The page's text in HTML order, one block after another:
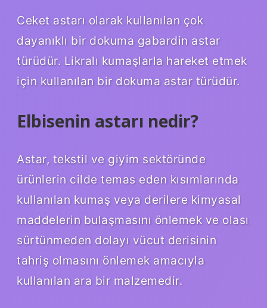
Ceket astarı olarak kullanılan çok
dayanıklı bir dokuma gabardin astar
türüdür. Likralı kumaşlarla hareket etmek
için kullanılan bir dokuma astar türüdür.
Elbisenin astarı nedir?
Astar, tekstil ve giyim sektöründe
ürünlerin cilde temas eden kısımlarında
kullanılan kumaş veya derilere kimyasal
maddelerin bulaşmasını önlemek ve olası
sürtünmeden dolayı vücut derisinin
tahriş olmasını önlemek amacıyla
kullanılan ara bir malzemedir.